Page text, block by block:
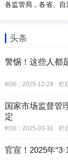
各监管局，各省、自
头条
警惕！这些人都
时间：2025-12-29 栏
国家市场监督管
定
时间：2025-03-31 栏
官宣！2025年